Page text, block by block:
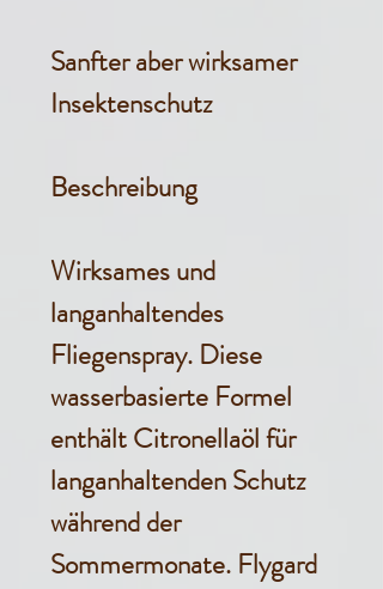
Sanfter aber wirksamer
Insektenschutz
Beschreibung
Wirksames und
langanhaltendes
Fliegenspray. Diese
wasserbasierte Formel
enthält Citronellaöl für
langanhaltenden Schutz
während der
Sommermonate. Flygard